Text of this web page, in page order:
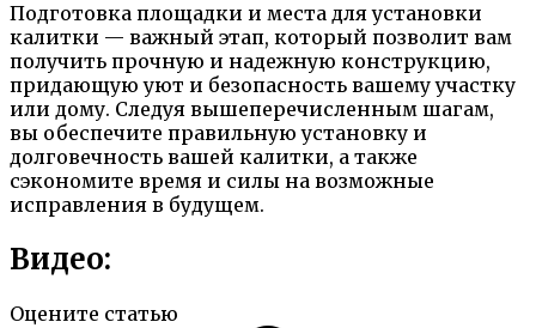
Подготовка площадки и места для установки
калитки — важный этап, который позволит вам
получить прочную и надежную конструкцию,
придающую уют и безопасность вашему участку
или дому. Следуя вышеперечисленным шагам,
вы обеспечите правильную установку и
долговечность вашей калитки, а также
сэкономите время и силы на возможные
исправления в будущем.
Видео:
Оцените статью